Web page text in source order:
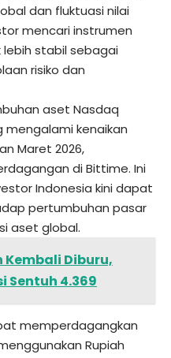
dan fluktuasi nilai
mencari instrumen
lebih stabil sebagai
risiko dan
aset Nasdaq
mengalami kenaikan
Maret 2026,
di Bittime. Ini
Indonesia kini dapat
pertumbuhan pasar
aset global.
Kembali Diburu,
Sentuh 4.369
memperdagangkan
Rupiah